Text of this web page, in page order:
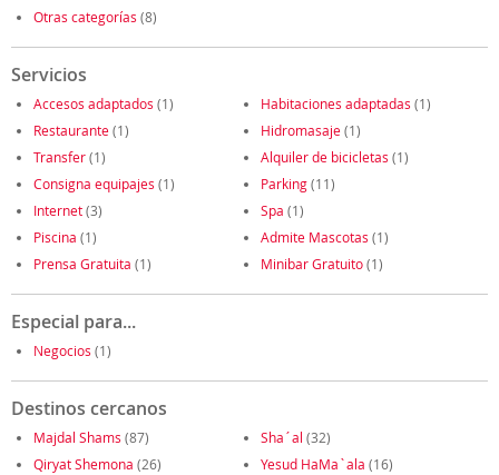
Otras categorías (8)
Servicios
Accesos adaptados (1) Habitaciones adaptadas (1)
Restaurante(1) Hidromasaje(1)
Transfer(1) Alquiler de bicicletas (1)
Consigna equipajes (1) Parking(11)
Internet(3) Spa (1)
Piscina (1) Admite Mascotas (1)
Prensa Gratuita (1) Minibar Gratuito(1)
Especial para...
Negocios (1)
Destinos cercanos
Majdal Shams (87) Sha´al (32)
Qiryat Shemona (26) Yesud HaMa`ala (16)